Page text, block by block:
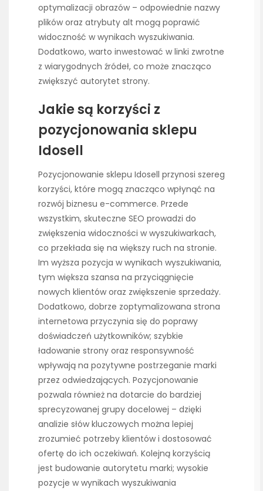
optymalizacji obrazów – odpowiednie nazwy
plików oraz atrybuty alt mogą poprawić
widoczność w wynikach wyszukiwania.
Dodatkowo, warto inwestować w linki zwrotne
z wiarygodnych źródeł, co może znacząco
zwiększyć autorytet strony.
Jakie są korzyści z
pozycjonowania sklepu
Idosell
Pozycjonowanie sklepu Idosell przynosi szereg
korzyści, które mogą znacząco wpłynąć na
rozwój biznesu e-commerce. Przede
wszystkim, skuteczne SEO prowadzi do
zwiększenia widoczności w wyszukiwarkach,
co przekłada się na większy ruch na stronie.
Im wyższa pozycja w wynikach wyszukiwania,
tym większa szansa na przyciągnięcie
nowych klientów oraz zwiększenie sprzedaży.
Dodatkowo, dobrze zoptymalizowana strona
internetowa przyczynia się do poprawy
doświadczeń użytkowników; szybkie
ładowanie strony oraz responsywność
wpływają na pozytywne postrzeganie marki
przez odwiedzających. Pozycjonowanie
pozwala również na dotarcie do bardziej
sprecyzowanej grupy docelowej – dzięki
analizie słów kluczowych można lepiej
zrozumieć potrzeby klientów i dostosować
ofertę do ich oczekiwań. Kolejną korzyścią
jest budowanie autorytetu marki; wysokie
pozycje w wynikach wyszukiwania